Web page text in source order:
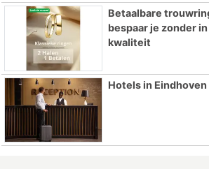
Betaalbare
bespaar je zonder
kwaliteit
Hotels in Eindhoven